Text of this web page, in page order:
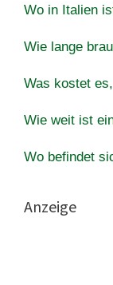
Wo in Italien
Wie lange
Was kostet
Wie weit ist
Wo befindet
Anzeige